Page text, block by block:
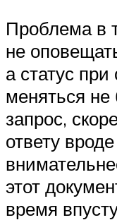
Проблема в
не
а статус
меняться
запрос,
ответу
этот
время